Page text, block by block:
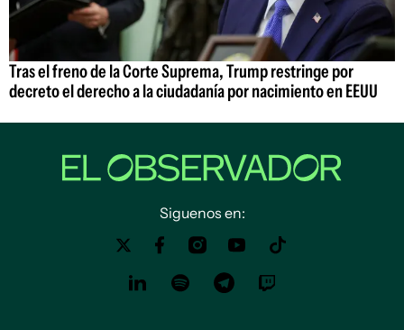
Tras el freno de la Corte Suprema, Trump restringe por
decreto el derecho a la ciudadanía por nacimiento en EEUU
Siguenos en: